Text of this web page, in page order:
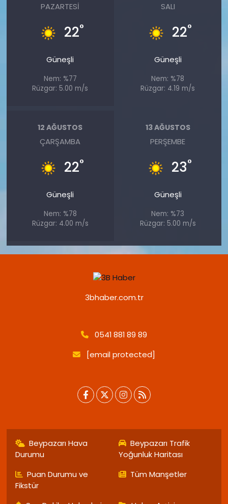
PAZARTESI
22°
Güneşli
Nem: %77
Rüzgar: 5.00 m/s
SALI
22°
Güneşli
Nem: %78
Rüzgar: 4.19 m/s
12 AĞUSTOS
ÇARŞAMBA
22°
Güneşli
Nem: %78
Rüzgar: 4.00 m/s
13 AĞUSTOS
PERŞEMBE
23°
Güneşli
Nem: %73
Rüzgar: 5.00 m/s
3bhaber.com.tr
0541 881 89 89
[email protected]
Beypazarı Hava
Durumu
Beypazarı Trafik
Yoğunluk Haritası
Puan Durumu ve
Fikstür
Tüm Manşetler